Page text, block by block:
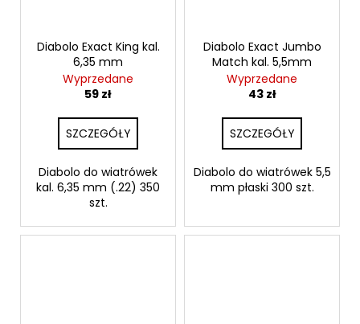
Diabolo Exact King kal.
6,35 mm
Wyprzedane
59 zł
SZCZEGÓŁY
Diabolo do wiatrówek
kal. 6,35 mm (.22) 350
szt.
Diabolo Exact Jumbo
Match kal. 5,5mm
Wyprzedane
43 zł
SZCZEGÓŁY
Diabolo do wiatrówek 5,5
mm płaski 300 szt.